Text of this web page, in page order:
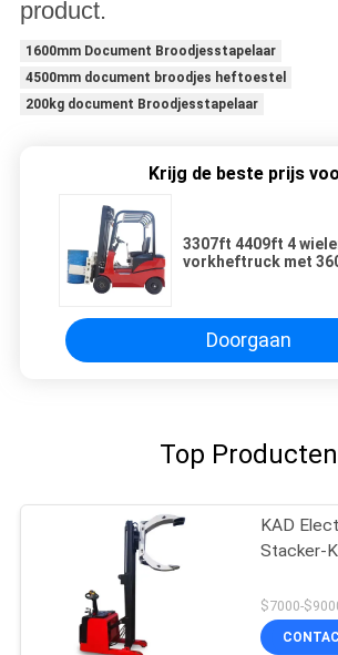
product.
1600mm Document Broodjesstapelaar
4500mm document broodjes heftoestel
200kg document Broodjesstapelaar
Krijg de beste prijs
3307ft 4409ft 4
vorkheftruck met
Doorgaan
Top Producten
KAD
Stacker-